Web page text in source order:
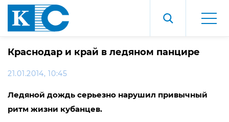
Краснодар и край в ледяном панцире
21.01.2014, 10:45
Ледяной дождь серьезно нарушил привычный
ритм жизни кубанцев.